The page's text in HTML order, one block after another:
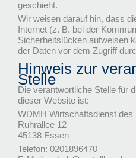
geschieht.
Wir weisen darauf hin, dass
Internet (z. B. bei der
Sicherheitslücken aufweisen
der Daten vor dem Zugriff
Hinweis zur
Stelle
Die verantwortliche Stelle für
dieser Website ist:
WDMH Wirtschaftsdienst
Ruhrallee 12
45138 Essen
Telefon: 0201896470